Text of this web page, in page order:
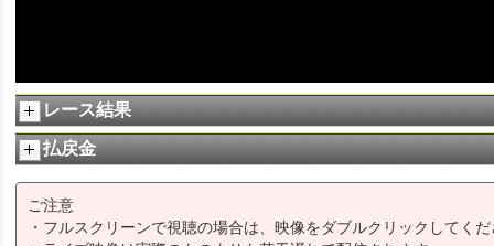
レース結果
払戻金
ご注意
・フルスクリーンで視聴の場合は、映像をダブルクリックしてく